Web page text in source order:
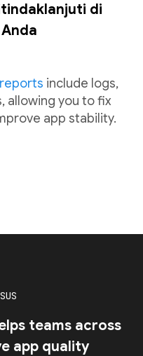
di
include logs,
allowing you to fix
app stability.
teams across
app quality